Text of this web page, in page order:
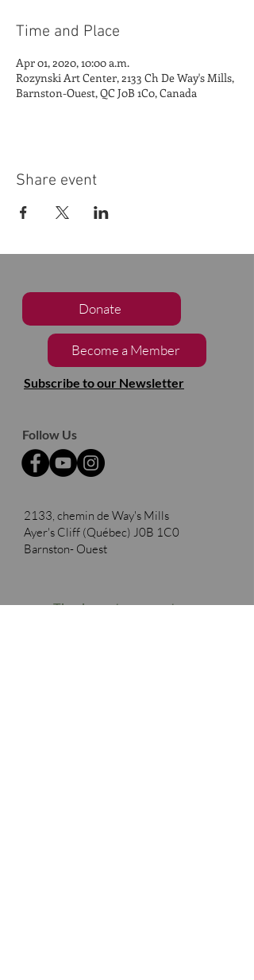
Time and Place
Apr 01, 2020, 10:00 a.m.
Rozynski Art Center, 2133 Ch De Way's Mills,
Barnston-Ouest, QC J0B 1C0, Canada
Share event
Donate
Become a Member
Subscribe to our Newsletter
Follow Us
2133, chemin de Way's Mills
Ayer's Cliff (Québec) J0B 1C0
Barnston- Ouest
Thank you to our partners